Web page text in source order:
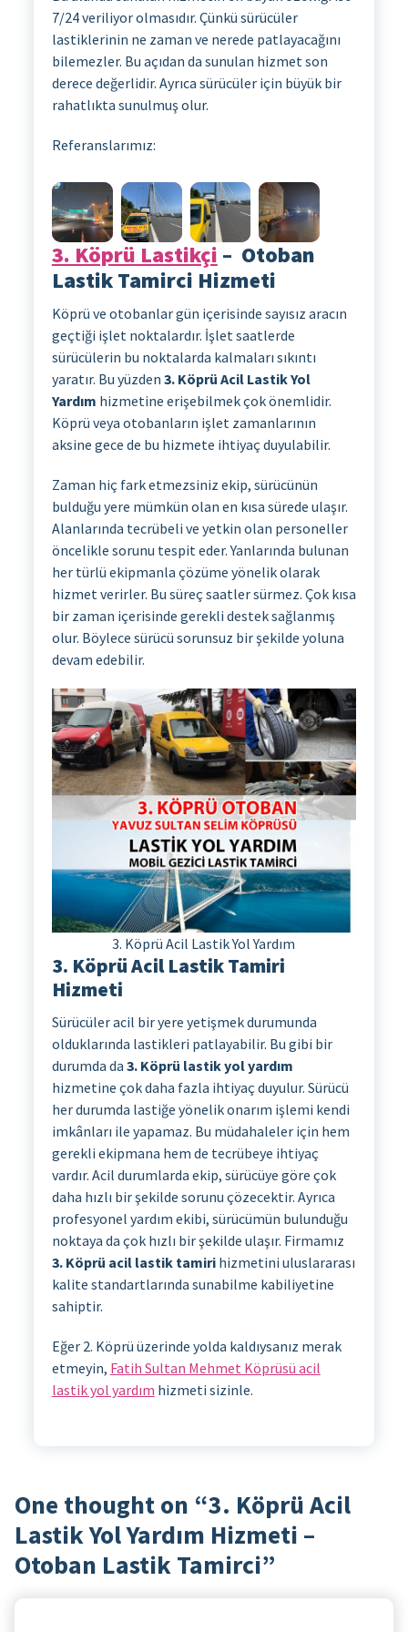
7/24 veriliyor olmasıdır. Çünkü sürücüler
lastiklerinin ne zaman ve nerede patlayacağını
bilemezler. Bu açıdan da sunulan hizmet son
derece değerlidir. Ayrıca sürücüler için büyük bir
rahatlıkta sunulmuş olur.
Referanslarımız:
3. Köprü Lastikçi – Otoban
Lastik Tamirci Hizmeti
Köprü ve otobanlar gün içerisinde sayısız aracın
geçtiği işlet noktalardır. İşlet saatlerde
sürücülerin bu noktalarda kalmaları sıkıntı
yaratır. Bu yüzden 3. Köprü Acil Lastik Yol
Yardım hizmetine erişebilmek çok önemlidir.
Köprü veya otobanların işlet zamanlarının
aksine gece de bu hizmete ihtiyaç duyulabilir.
Zaman hiç fark etmezsiniz ekip, sürücünün
bulduğu yere mümkün olan en kısa sürede ulaşır.
Alanlarında tecrübeli ve yetkin olan personeller
öncelikle sorunu tespit eder. Yanlarında bulunan
her türlü ekipmanla çözüme yönelik olarak
hizmet verirler. Bu süreç saatler sürmez. Çok kısa
bir zaman içerisinde gerekli destek sağlanmış
olur. Böylece sürücü sorunsuz bir şekilde yoluna
devam edebilir.
3. Köprü Acil Lastik Yol Yardım
3. Köprü Acil Lastik Tamiri
Hizmeti
Sürücüler acil bir yere yetişmek durumunda
olduklarında lastikleri patlayabilir. Bu gibi bir
durumda da 3. Köprü lastik yol yardım
hizmetine çok daha fazla ihtiyaç duyulur. Sürücü
her durumda lastiğe yönelik onarım işlemi kendi
imkânları ile yapamaz. Bu müdahaleler için hem
gerekli ekipmana hem de tecrübeye ihtiyaç
vardır. Acil durumlarda ekip, sürücüye göre çok
daha hızlı bir şekilde sorunu çözecektir. Ayrıca
profesyonel yardım ekibi, sürücümün bulunduğu
noktaya da çok hızlı bir şekilde ulaşır. Firmamız
3. Köprü acil lastik tamirihizmetini uluslararası
kalite standartlarında sunabilme kabiliyetine
sahiptir.
Eğer 2. Köprü üzerinde yolda kaldıysanız merak
etmeyin, Fatih Sultan Mehmet Köprüsü acil
lastik yol yardım hizmeti sizinle.
One thought on “3. Köprü Acil
Lastik Yol Yardım Hizmeti –
Otoban Lastik Tamirci”